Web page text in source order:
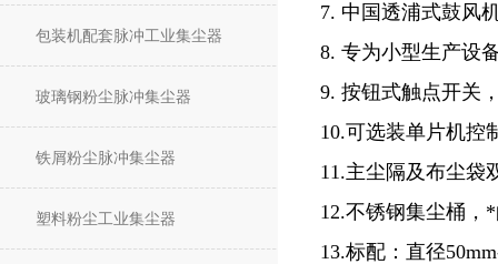
包装机配套脉冲工业集尘器
玻璃钢粉尘脉冲集尘器
铁屑粉尘脉冲集尘器
塑料粉尘工业集尘器
7. 中国透浦式鼓风
8. 专为小型生产设
9. 按钮式触点开关
10.可选装单片机控
11.主尘隔及布尘袋
12.不锈钢集尘桶，
13.标配：直径